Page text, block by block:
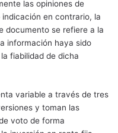
las opiniones de
en contrario, la
documento se refiere a la
información haya sido
fiabilidad de dicha
variable a través de tres
y toman las
voto de forma